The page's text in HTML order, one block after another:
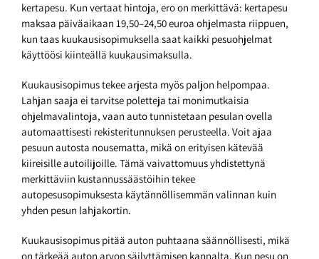
kertapesu. Kun vertaat hintoja, ero on merkittävä: kertapesu
maksaa päiväaikaan 19,50–24,50 euroa ohjelmasta riippuen,
kun taas kuukausisopimuksella saat kaikki pesuohjelmat
käyttöösi kiinteällä kuukausimaksulla.
Kuukausisopimus tekee arjesta myös paljon helpompaa.
Lahjan saaja ei tarvitse poletteja tai monimutkaisia
ohjelmavalintoja, vaan auto tunnistetaan pesulan ovella
automaattisesti rekisteritunnuksen perusteella. Voit ajaa
pesuun autosta nousematta, mikä on erityisen kätevää
kiireisille autoilijoille. Tämä vaivattomuus yhdistettynä
merkittäviin kustannussäästöihin tekee
autopesusopimuksesta käytännöllisemmän valinnan kuin
yhden pesun lahjakortin.
Kuukausisopimus pitää auton puhtaana säännöllisesti, mikä
on tärkeää auton arvon säilyttämisen kannalta. Kun pesu on